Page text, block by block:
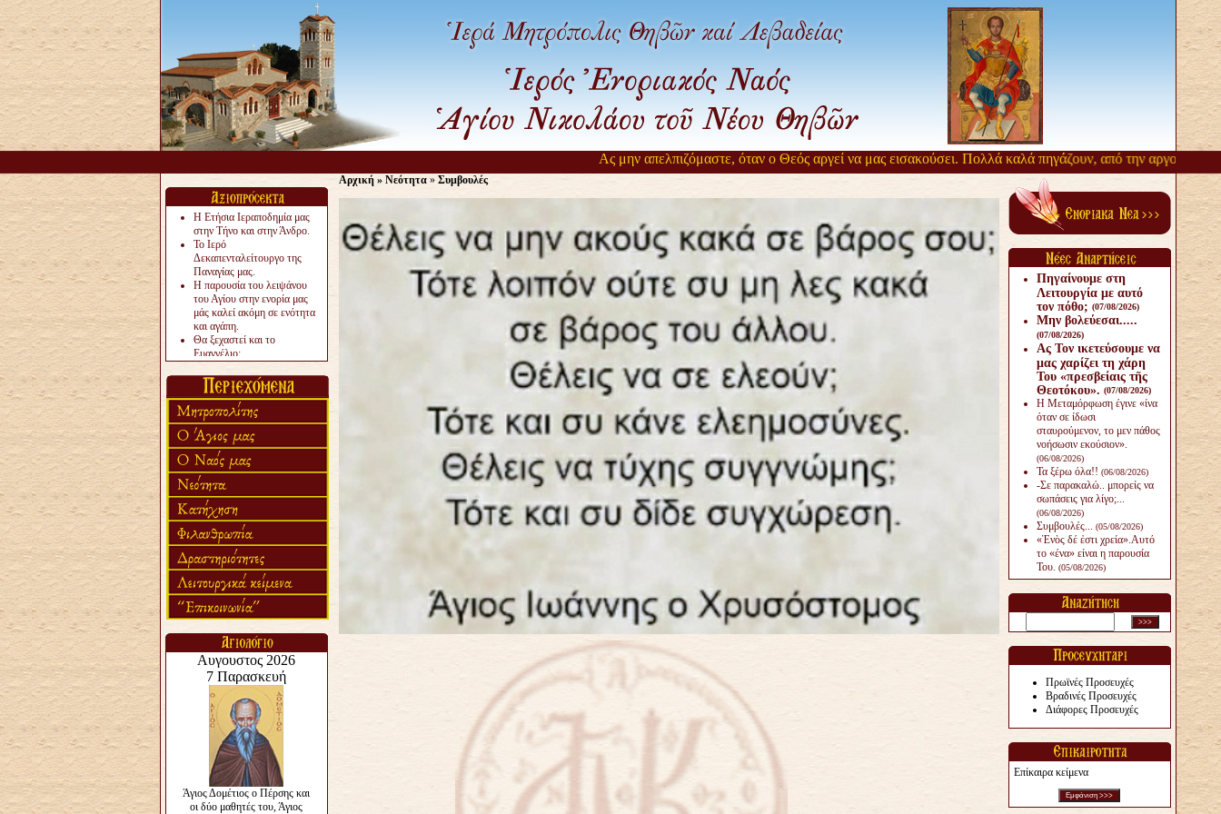
Ας μην απελπιζόμαστε, όταν ο Θεός αργεί να μας εισακούσει. Πολλά καλά πηγάζουν, από την αργοπορία
Η Ετήσια Ιεραποδημία μας
στην Τήνο και στην Άνδρο.
Το Ιερό
Δεκαπενταλείτουργο της
Παναγίας μας.
Η παρουσία του λειψάνου
του Αγίου στην ενορία μας
μάς καλεί ακόμη σε ενότητα
και αγάπη.
Θα ξεχαστεί και το
Ευαγγέλιο;
«πολύ αργά».
Ζητείται....
Αρχική» Νεότητα» Συμβουλές
Πηγαίνουμε στη
Λειτουργία με αυτό
τον πόθο; (07/08/2026)
Μην βολεύεσαι.....
(07/08/2026)
Ας Τον ικετεύσουμε να
μας χαρίζει τη χάρη
Του «πρεσβείαις τῆς
Θεοτόκου». (07/08/2026)
Η Μεταμόρφωση έγινε «ίνα
όταν σε ίδωσι
σταυρούμενον, το μεν πάθος
νοήσωσιν εκούσιον».
(06/08/2026)
Τα ξέρω όλα!! (06/08/2026)
-Σε παρακαλώ.. μπορείς να
σωπάσεις για λίγο;...
(06/08/2026)
Συμβουλές... (05/08/2026)
«Ἑνὸς δέ ἐστι χρεία».Αυτό
το «ένα» είναι η παρουσία
Του. (05/08/2026)
Πρωϊνές Προσευχές
Βραδινές Προσευχές
Διάφορες Προσευχές
Επίκαιρα κείμενα